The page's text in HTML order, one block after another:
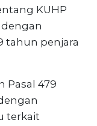
KUHP
tahun penjara
Pasal 479
terkait